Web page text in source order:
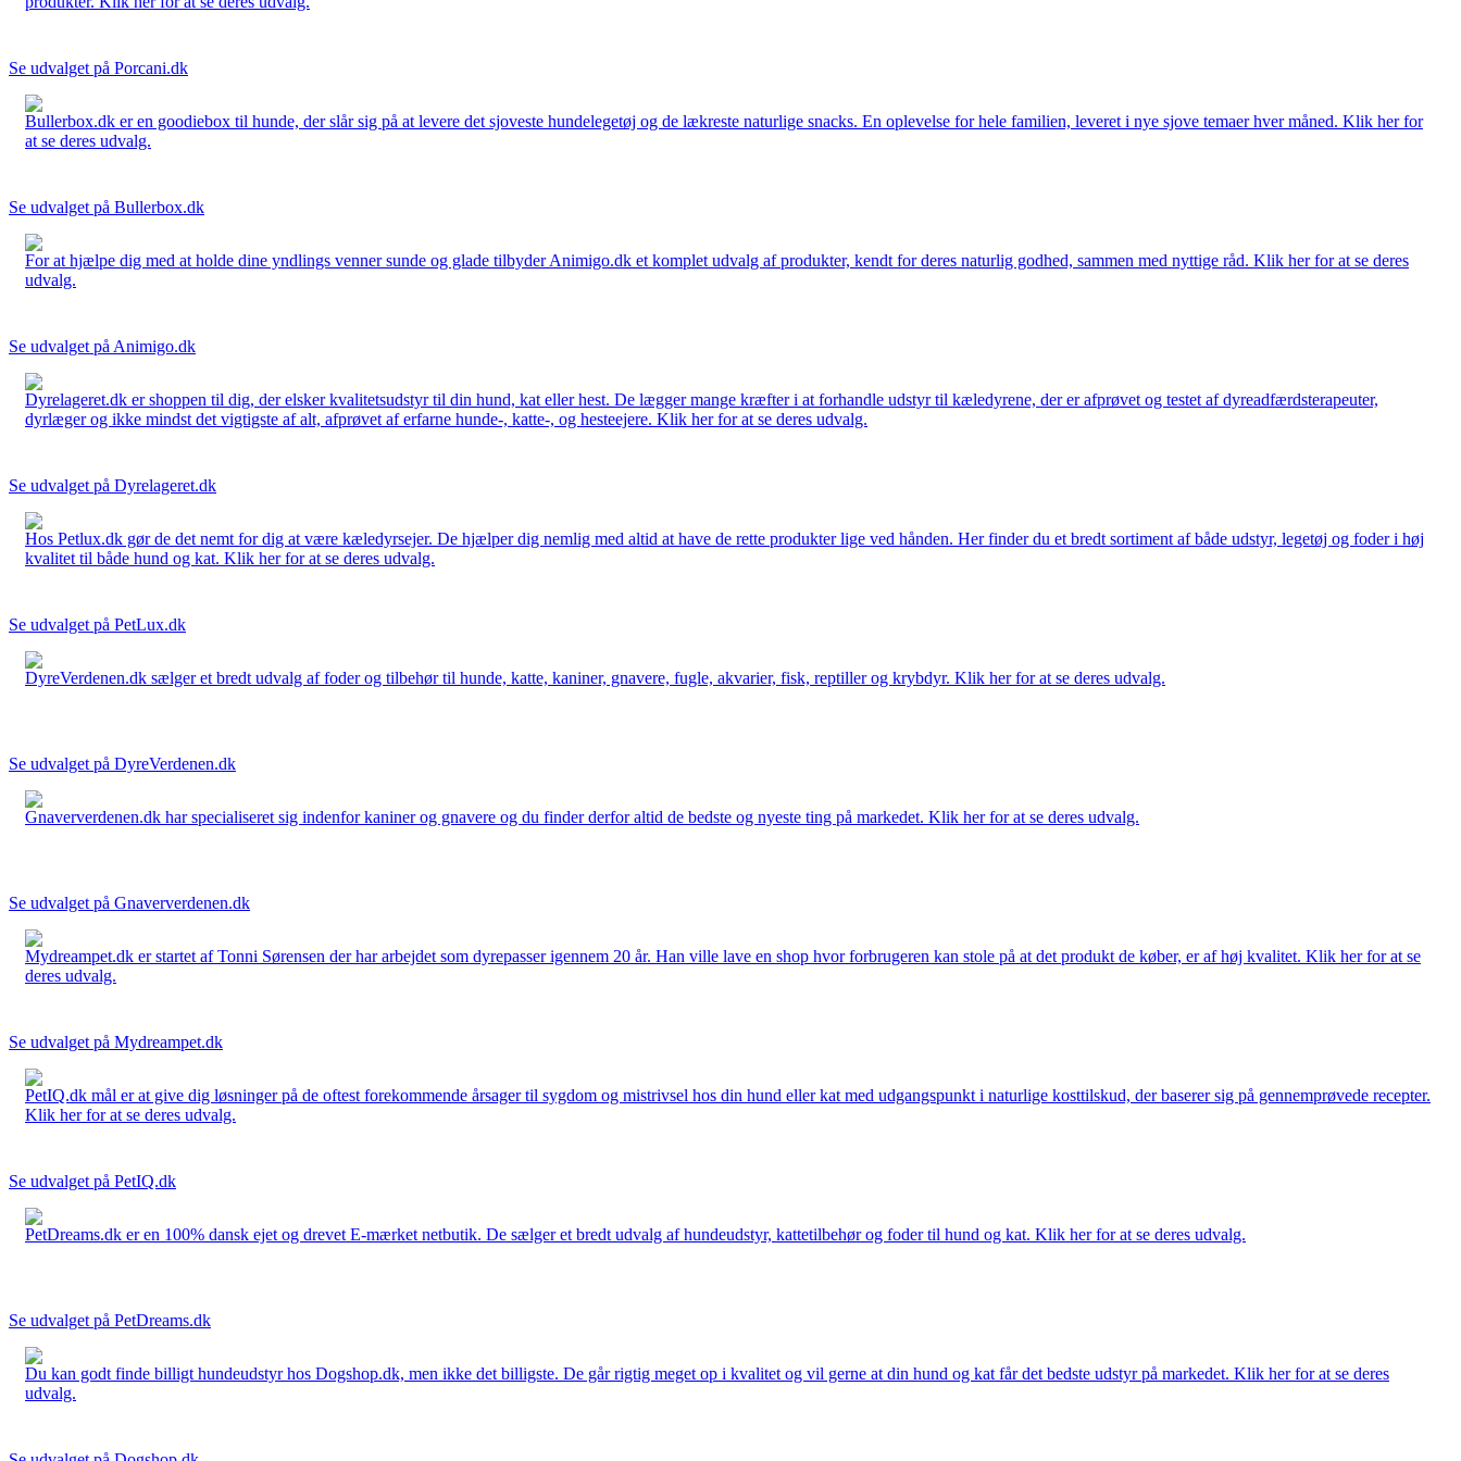
Se udvalget på Porcani.dk
Bullerbox.dk er en goodiebox til hunde, der slår sig på at levere det sjoveste hundelegetøj og de lækreste naturlige snacks. En oplevelse for hele familien, leveret i nye sjove temaer hver måned. Klik her for
at se deres udvalg.
Se udvalget på Bullerbox.dk
For at hjælpe dig med at holde dine yndlings venner sunde og glade tilbyder Animigo.dk et komplet udvalg af produkter, kendt for deres naturlig godhed, sammen med nyttige råd. Klik her for at se deres
udvalg.
Se udvalget på Animigo.dk
Dyrelageret.dk er shoppen til dig, der elsker kvalitetsudstyr til din hund, kat eller hest. De lægger mange kræfter i at forhandle udstyr til kæledyrene, der er afprøvet og testet af dyreadfærdsterapeuter,
dyrlæger og ikke mindst det vigtigste af alt, afprøvet af erfarne hunde-, katte-, og hesteejere. Klik her for at se deres udvalg.
Se udvalget på Dyrelageret.dk
Hos Petlux.dk gør de det nemt for dig at være kæledyrsejer. De hjælper dig nemlig med altid at have de rette produkter lige ved hånden. Her finder du et bredt sortiment af både udstyr, legetøj og foder i høj
kvalitet til både hund og kat. Klik her for at se deres udvalg.
Se udvalget på PetLux.dk
DyreVerdenen.dk sælger et bredt udvalg af foder og tilbehør til hunde, katte, kaniner, gnavere, fugle, akvarier, fisk, reptiller og krybdyr. Klik her for at se deres udvalg.
Se udvalget på DyreVerdenen.dk
Gnaververdenen.dk har specialiseret sig indenfor kaniner og gnavere og du finder derfor altid de bedste og nyeste ting på markedet. Klik her for at se deres udvalg.
Se udvalget på Gnaververdenen.dk
Mydreampet.dk er startet af Tonni Sørensen der har arbejdet som dyrepasser igennem 20 år. Han ville lave en shop hvor forbrugeren kan stole på at det produkt de køber, er af høj kvalitet. Klik her for at se
deres udvalg.
Se udvalget på Mydreampet.dk
PetIQ.dk mål er at give dig løsninger på de oftest forekommende årsager til sygdom og mistrivsel hos din hund eller kat med udgangspunkt i naturlige kosttilskud, der baserer sig på gennemprøvede recepter.
Klik her for at se deres udvalg.
Se udvalget på PetIQ.dk
PetDreams.dk er en 100% dansk ejet og drevet E-mærket netbutik. De sælger et bredt udvalg af hundeudstyr, kattetilbehør og foder til hund og kat. Klik her for at se deres udvalg.
Se udvalget på PetDreams.dk
Du kan godt finde billigt hundeudstyr hos Dogshop.dk, men ikke det billigste. De går rigtig meget op i kvalitet og vil gerne at din hund og kat får det bedste udstyr på markedet. Klik her for at se deres
udvalg.